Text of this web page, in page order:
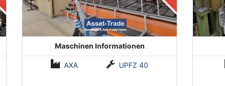
Maschinen Informationen
AXA UPFZ 40